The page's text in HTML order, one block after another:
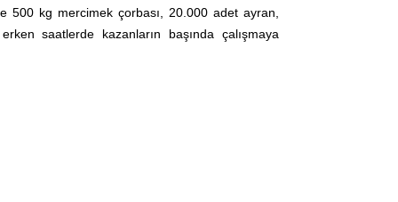
500 kg mercimek çorbası, 20.000 adet ayran,
saatlerde kazanların başında çalışmaya